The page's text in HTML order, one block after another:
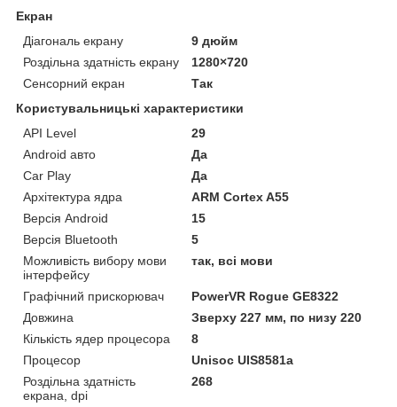
Екран
Діагональ екрану
9 дюйм
Роздільна здатність екрану
1280×720
Сенсорний екран
Так
Користувальницькі характеристики
API Level
29
Android авто
Да
Car Play
Да
Архітектура ядра
ARM Cortex A55
Версія Android
15
Версія Bluetooth
5
Можливість вибору мови
інтерфейсу
так, всі мови
Графічний прискорювач
PowerVR Rogue GE8322
Довжина
Зверху 227 мм, по низу 220
Кількість ядер процесора
8
Процесор
Unisoc UIS8581a
Роздільна здатність
екрана, dpi
268